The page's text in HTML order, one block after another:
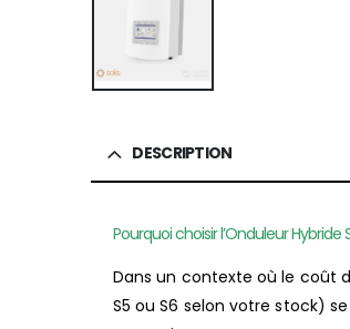
DESCRIPTION
Pourquoi choisir l’Onduleur Hybride
Dans un contexte où le coût
S5 ou S6 selon votre stock)